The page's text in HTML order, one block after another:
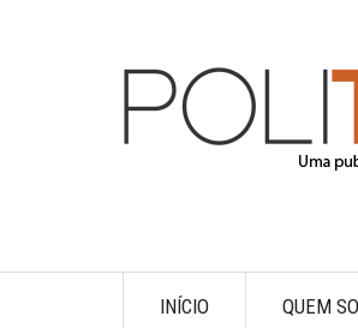
MainINÍCIO QUEM